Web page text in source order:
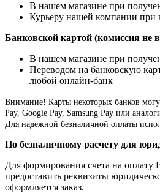
В нашем магазине при
Курьеру нашей компании при
Банковской картой (комиссия не
В нашем магазине при
Переводом на банковскую
любой онлайн-банк
Внимание! Карты некоторых банков
Pay, Google Pay, Samsung Pay или
Для надежной безналичной оплаты
По безналичному расчету для
Для формирования счета на оплату
предоставить реквизиты
оформляется заказ.